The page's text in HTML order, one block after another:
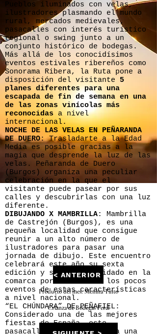
Pueblos iluminados con velas,
ilustradores plasmando el mundo
rural, mercados medievales,
pasacalles con interés turístico
regional o swing junto a un
conjunto histórico de bodegas.
Más allá de los conocidísimos
eventos estivales ribereños como
Sonorama Ribera, la Ruta pone a
disposición del visitante 5
planes diferentes para una
escapada de fin de semana en una
de las zonas vinícolas más
reconocidasa nivel
internacional.
NOCHE DE LAS VELAS EN PEÑARANDA
DE DUERO: Trasladarte a la Edad
Media es posible gracias a la
magia que desprende la luz de las
velas. Peñaranda de Duero
(Burgos) organiza una peculiar
celebración en la que el
visitante puede pasear por sus
calles y descubrirlas con una luz
diferente.
DIBUJANDO X MAMBRILLA: Mambrilla
de Castrejón (Burgos), es una
pequeña localidad que consigue
reunir a un alto número de
ilustradores para pasar una
jornada de dibujo. Este encuentro
celebrará este año su sexta
edición y se ha consolidado en la
comarca por ser uno de los pocos
eventos de estas características
a nivel nacional.
“EL CHÚNDARA” DE PEÑAFIEL:
Considerado una de las mejores
fiestas de España, este
pasacalles se autodenomina una
< ANTERIOR
Producto del mes: Menina Tinto
Crianza de Bodegas Peral